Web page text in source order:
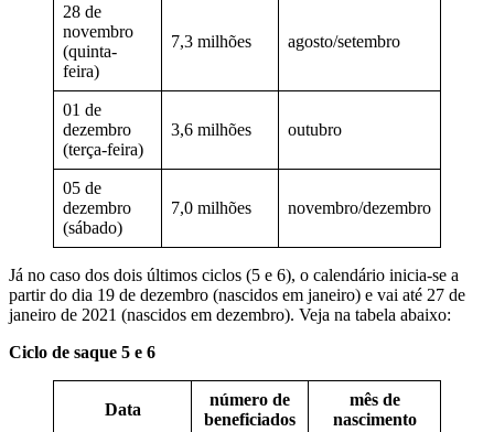
28 de
novembro
(quinta-
feira)
7,3 milhões agosto/setembro
01 de
dezembro
(terça-feira)
3,6 milhões outubro
05 de
dezembro
(sábado)
7,0 milhões novembro/dezembro
Já no caso dos dois últimos ciclos (5 e 6), o calendário inicia-se a
partir do dia 19 de dezembro (nascidos em janeiro) e vai até 27 de
janeiro de 2021 (nascidos em dezembro). Veja na tabela abaixo:
Ciclo de saque 5 e 6
Data
número de
beneficiados
mês de
nascimento